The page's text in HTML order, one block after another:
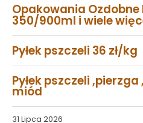
Opakowania Ozdobne
350/900ml i wiele
Pyłek pszczeli 36 zł/kg
Pyłek pszczeli
miód
31 Lipca 2026